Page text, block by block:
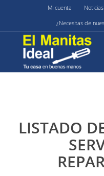
Mi cuenta Noticias
¿Necesitas de
LISTADO